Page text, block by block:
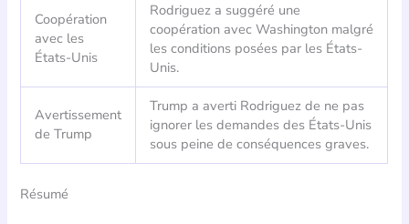
Coopération
avec les
États-Unis
Rodriguez a suggéré une
coopération avec Washington malgré
les conditions posées par les États-
Unis.
Avertissement
de Trump
Trump a averti Rodriguez de ne pas
ignorer les demandes des États-Unis
sous peine de conséquences graves.
Résumé